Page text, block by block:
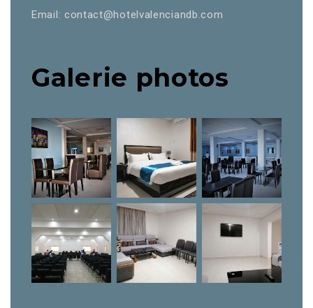
Email: contact@hotelvalenciandb.com
Galerie photos